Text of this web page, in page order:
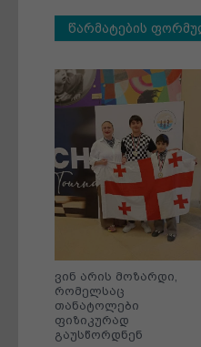
წარმატების
ვინ არის მოზარდი,
რომელსაც
თანატოლები
ფიზიკურად
გაუსწორდნენ